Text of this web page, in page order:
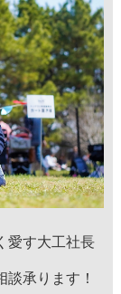
愛す大工社長
承ります！